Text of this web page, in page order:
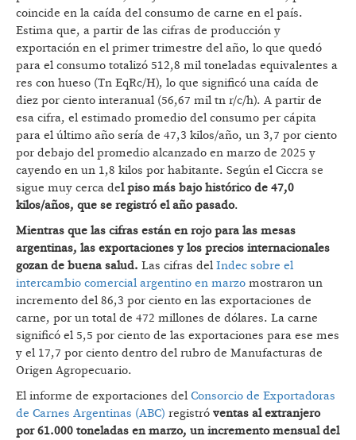
coincide en la caída del consumo de carne en el país.
Estima que, a partir de las cifras de producción y
exportación en el primer trimestre del año, lo que quedó
para el consumo totalizó 512,8 mil toneladas equivalentes a
res con hueso (Tn EqRc/H), lo que significó una caída de
diez por ciento interanual (56,67 mil tn r/c/h). A partir de
esa cifra, el estimado promedio del consumo per cápita
para el último año sería de 47,3 kilos/año, un 3,7 por ciento
por debajo del promedio alcanzado en marzo de 2025 y
cayendo en un 1,8 kilos por habitante. Según el Ciccra se
sigue muy cerca del piso más bajo histórico de 47,0
kilos/años, que se registró el año pasado.
Mientras que las cifras están en rojo para las mesas
argentinas, las exportaciones y los precios internacionales
gozan de buena salud. Las cifras del Indec sobre el
intercambio comercial argentino en marzo mostraron un
incremento del 86,3 por ciento en las exportaciones de
carne, por un total de 472 millones de dólares. La carne
significó el 5,5 por ciento de las exportaciones para ese mes
y el 17,7 por ciento dentro del rubro de Manufacturas de
Origen Agropecuario.
El informe de exportaciones del Consorcio de Exportadoras
de Carnes Argentinas (ABC) registró ventas al extranjero
por 61.000 toneladas en marzo, un incremento mensual del